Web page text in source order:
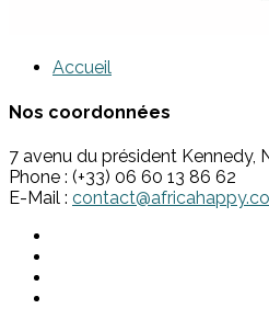
Accueil
Nos coordonnées
7 avenu du président Kennedy,
Phone : (+33) 06 60 13 86 62
E-Mail :